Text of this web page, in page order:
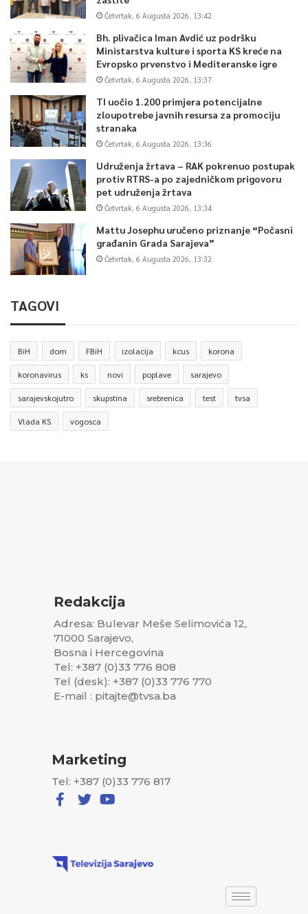
Četvrtak, 6 Augusta 2026, 13:42
Bh. plivačica Iman Avdić uz podršku
Ministarstva kulture i sporta KS kreće na
Evropsko prvenstvo i Mediteranske igre
Četvrtak, 6 Augusta 2026, 13:37
TI uočio 1.200 primjera potencijalne
zloupotrebe javnih resursa za promociju
stranaka
Četvrtak, 6 Augusta 2026, 13:36
Udruženja žrtava – RAK pokrenuo postupak
protiv RTRS-a po zajedničkom prigovoru
pet udruženja žrtava
Četvrtak, 6 Augusta 2026, 13:34
Mattu Josephu uručeno priznanje “Počasni
građanin Grada Sarajeva”
Četvrtak, 6 Augusta 2026, 13:32
TAGOVI
BiH dom FBiH izolacija kcus korona
koronavirus ks novi poplave sarajevo
sarajevskojutro skupstina srebrenica test tvsa
Vlada KS vogosca
Redakcija
Adresa: Bulevar Meše Selimovića 12,
71000 Sarajevo,
Bosna i Hercegovina
Tel: +387 (0)33 776 808
Tel (desk): +387 (0)33 776 770
E-mail : pitajte@tvsa.ba
Marketing
Tel: +387 (0)33 776 817